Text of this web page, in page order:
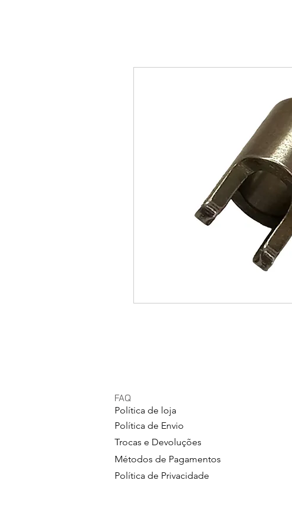
FAQ
Política de loja
Política de Envio
Trocas e Devoluções
Métodos de Pagamentos
Política de Privacidade